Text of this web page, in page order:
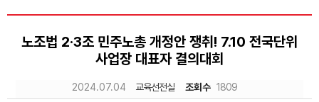
노조법 2·3조 민주노총 개정안 쟁취! 7.10 전국단위
사업장 대표자 결의대회
2024.07.04 교육선전실 조회수 1809
공지사항
성명·보도
Sketchbook5, 스케치북5